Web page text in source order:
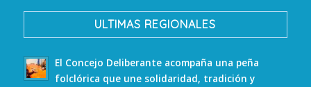
ULTIMAS REGIONALES
El Concejo Deliberante acompaña una peña
folclórica que une solidaridad, tradición y